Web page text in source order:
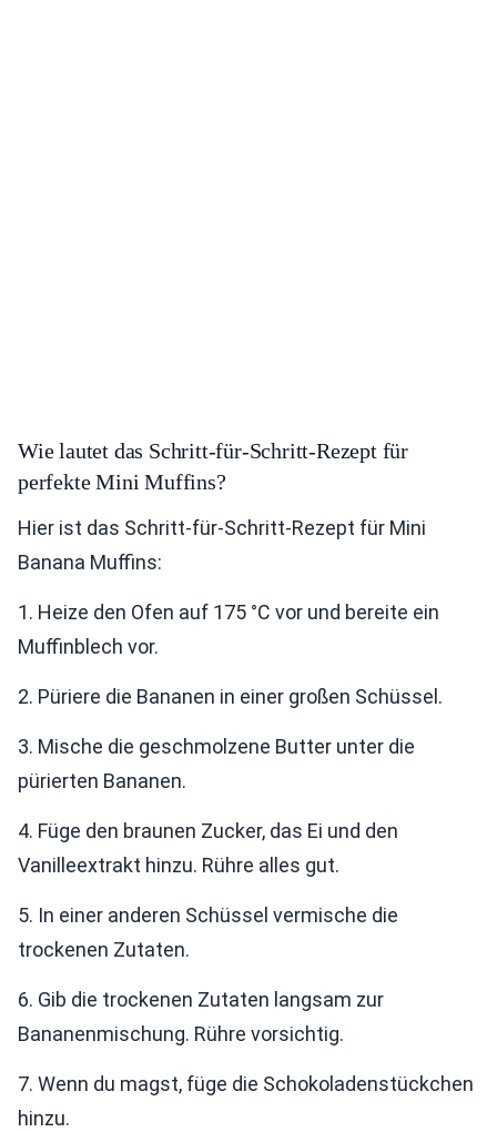
Wie lautet das Schritt-für-Schritt-Rezept für
perfekte Mini Muffins?
Hier ist das Schritt-für-Schritt-Rezept für Mini
Banana Muffins:
1. Heize den Ofen auf 175 °C vor und bereite ein
Muffinblech vor.
2. Püriere die Bananen in einer großen Schüssel.
3. Mische die geschmolzene Butter unter die
pürierten Bananen.
4. Füge den braunen Zucker, das Ei und den
Vanilleextrakt hinzu. Rühre alles gut.
5. In einer anderen Schüssel vermische die
trockenen Zutaten.
6. Gib die trockenen Zutaten langsam zur
Bananenmischung. Rühre vorsichtig.
7. Wenn du magst, füge die Schokoladenstückchen
hinzu.